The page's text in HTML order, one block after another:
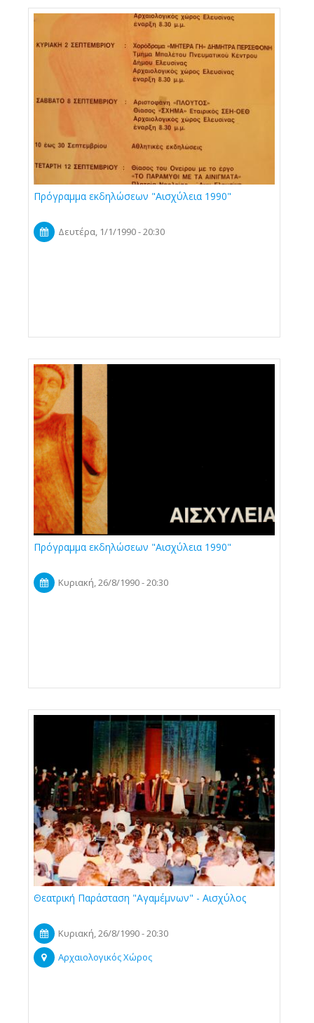
Πρόγραμμα εκδηλώσεων "Αισχύλεια 1990"
Δευτέρα, 1/1/1990 - 20:30
Πρόγραμμα εκδηλώσεων "Αισχύλεια 1990"
Κυριακή, 26/8/1990 - 20:30
Θεατρική Παράσταση "Αγαμέμνων" - Αισχύλος
Κυριακή, 26/8/1990 - 20:30
Αρχαιολογικός Χώρος